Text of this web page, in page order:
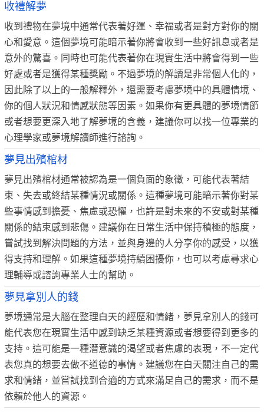
收禮解夢
收到禮物在夢境中通常代表著好運、幸福或者是對方對你的關
心和愛意。這個夢境可能暗示著你將會收到一些好訊息或者是
意外的驚喜。同時也可能代表著你在現實生活中將會得到一些
好處或者是獲得某種獎勵。不過夢境的解讀是非常個人化的，
因此除了以上的一般解釋外，還需要考慮夢境中的具體情境、
你的個人狀況和情感狀態等因素。如果你有更具體的夢境情節
或者想要更深入地了解夢境的含義，建議你可以找一位專業的
心理學家或夢境解讀師進行諮詢。
夢見出殯棺材
夢見出殯棺材通常被認為是一個負面的象徵，可能代表著結
束、失去或終結某種情況或關係。這種夢境可能暗示著你對某
些事情感到擔憂、焦慮或恐懼，也許是對未來的不安或對某種
關係的結束感到悲傷。建議你在日常生活中保持積極的態度，
嘗試找到解決問題的方法，並與身邊的人分享你的感受，以獲
得支持和理解。如果這種夢境持續困擾你，也可以考慮尋求心
理輔導或諮詢專業人士的幫助。
夢見拿別人的錢
夢境通常是大腦在整理白天的經歷和情緒，夢見拿別人的錢可
能代表您在現實生活中感到缺乏某種資源或者想要得到更多的
支持。這可能是一種潛意識的渴望或者焦慮的表現，不一定代
表您真的想要去做不道德的事情。建議您在白天關注自己的需
求和情緒，並嘗試找到合適的方式來滿足自己的需求，而不是
依賴於他人的資源。